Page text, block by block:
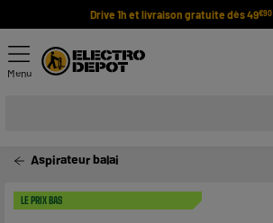
Drive 1h et livraison gratuite dès 49€90
Menu
Aspirateur balai
LE PRIX BAS